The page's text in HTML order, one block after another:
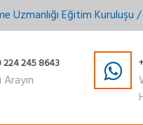
Eğitim Kuruluşu
224 245 8643